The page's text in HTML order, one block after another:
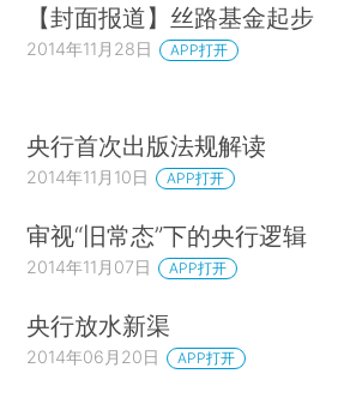
【封面报道】丝路基金起步
2014年11月28日 APP打开
央行首次出版法规解读
2014年11月10日 APP打开
审视“旧常态”下的央行逻辑
2014年11月07日 APP打开
央行放水新渠
2014年06月20日 APP打开